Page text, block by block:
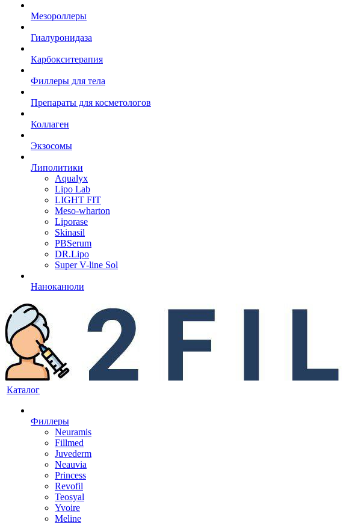
Мезороллеры
Гиалуронидаза
Карбокситерапия
Филлеры для тела
Препараты для косметологов
Коллаген
Экзосомы
Липолитики
Aqualyx
Lipo Lab
LIGHT FIT
Meso-wharton
Liporase
Skinasil
PBSerum
DR.Lipo
Super V-line Sol
Наноканюли
Каталог
Филлеры
Neuramis
Fillmed
Juvederm
Neauvia
Princess
Revofil
Teosyal
Yvoire
Meline